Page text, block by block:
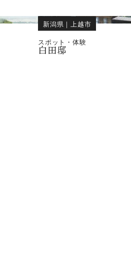
新潟県 ｜
上越市
スポット・体験
白田邸